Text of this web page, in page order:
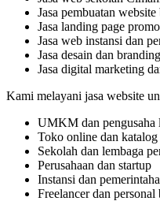
Jasa pembuatan
Jasa landing page
Jasa web instansi dan
Jasa desain dan
Jasa digital marketing
Kami melayani jasa website
UMKM dan pengusaha
Toko online dan
Sekolah dan lembaga
Perusahaan dan startup
Instansi dan
Freelancer dan personal